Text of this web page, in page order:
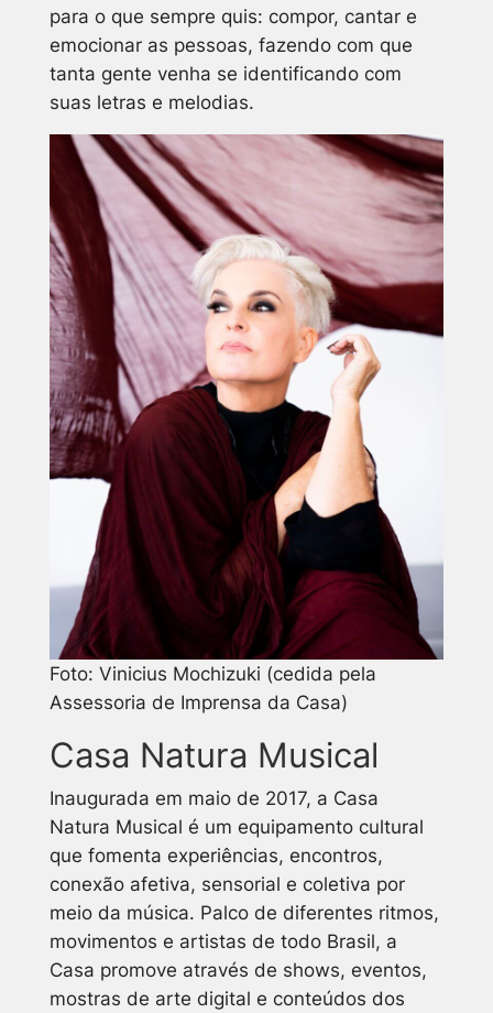
para o que sempre quis: compor, cantar e
emocionar as pessoas, fazendo com que
tanta gente venha se identificando com
suas letras e melodias.
Foto: Vinicius Mochizuki (cedida pela
Assessoria de Imprensa da Casa)
Casa Natura Musical
Inaugurada em maio de 2017, a Casa
Natura Musical é um equipamento cultural
que fomenta experiências, encontros,
conexão afetiva, sensorial e coletiva por
meio da música. Palco de diferentes ritmos,
movimentos e artistas de todo Brasil, a
Casa promove através de shows, eventos,
mostras de arte digital e conteúdos dos